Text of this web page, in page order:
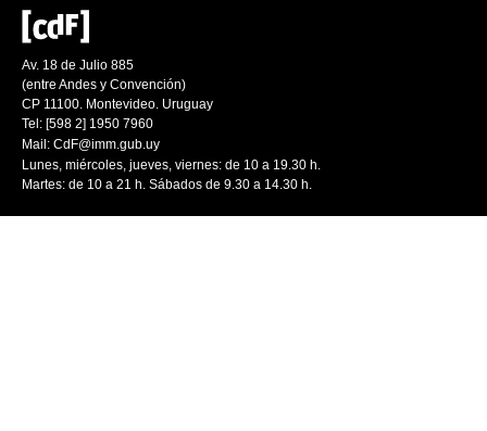
Av. 18 de Julio 885
(entre Andes y Convención)
CP 11100. Montevideo. Uruguay
Tel: [598 2] 1950 7960
Mail: CdF@imm.gub.uy
Lunes, miércoles, jueves, viernes: de 10 a 19.30 h.
Martes: de 10 a 21 h. Sábados de 9.30 a 14.30 h.